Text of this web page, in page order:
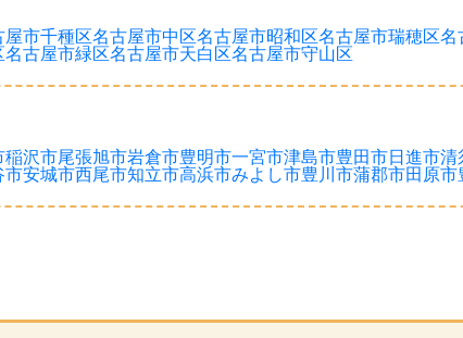
屋市千種区名古屋市中区名古屋市昭和区名古屋市瑞穂区名
名古屋市緑区名古屋市天白区名古屋市守山区
稲沢市尾張旭市岩倉市豊明市一宮市津島市豊田市日進市清
市安城市西尾市知立市高浜市みよし市豊川市蒲郡市田原市